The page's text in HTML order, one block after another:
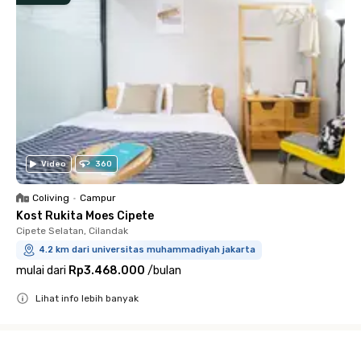
Video 360
Coliving • Campur
Kost Rukita Moes Cipete
Cipete Selatan, Cilandak
4.2 km dari universitas muhammadiyah jakarta
mulai dari Rp3.468.000 /bulan
Lihat info lebih banyak